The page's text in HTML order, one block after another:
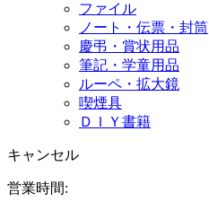
ファイル
ノート・伝票・封筒
慶弔・賞状用品
筆記・学童用品
ルーペ・拡大鏡
喫煙具
ＤＩＹ書籍
キャンセル
営業時間: